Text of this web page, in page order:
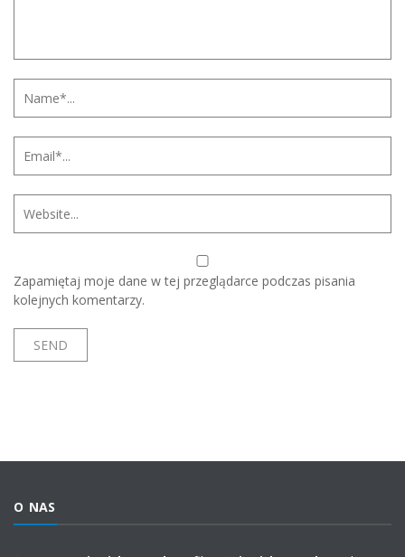
Zapamiętaj moje dane w tej przeglądarce podczas pisania
kolejnych komentarzy.
O NAS